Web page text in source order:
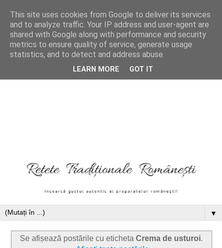
▼
Se afișează postările cu eticheta Crema de usturoi.
This site uses cookies from Google to deliver its services
and to analyze traffic. Your IP address and user-agent are
shared with Google along with performance and security
metrics to ensure quality of service, generate usage
statistics, and to detect and address abuse.
LEARN MORE GOT IT